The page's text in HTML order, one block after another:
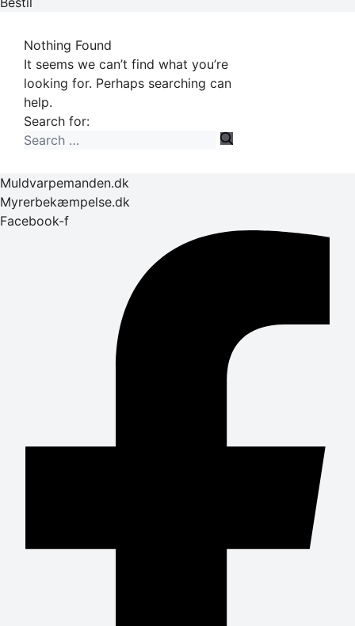
Nothing Found
It seems we can’t find what you’re
looking for. Perhaps searching can
help.
Search for:
Muldvarpemanden.dk
Myrerbekæmpelse.dk
Facebook-f